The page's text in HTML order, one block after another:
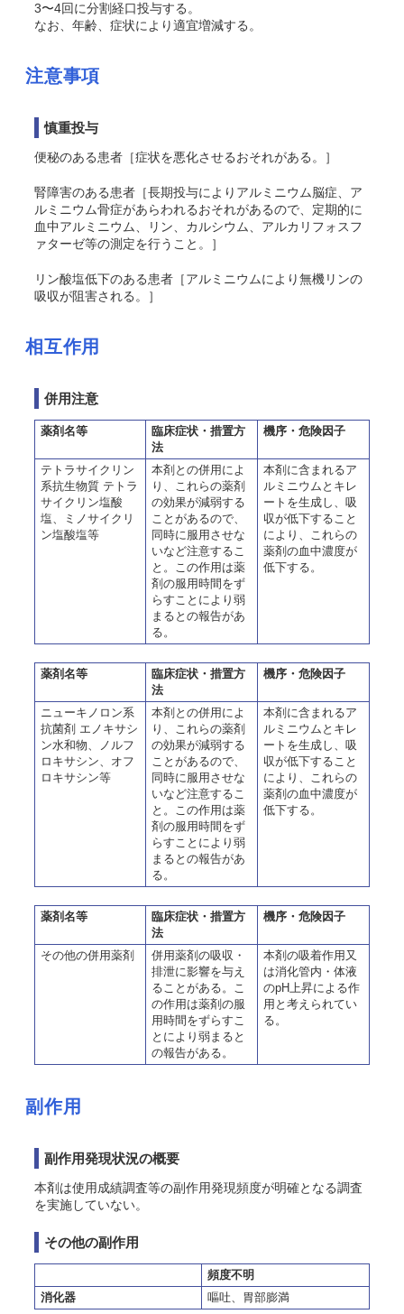
3〜4回に分割経口投与する。
なお、年齢、症状により適宜増減する。
注意事項
慎重投与
便秘のある患者［症状を悪化させるおそれがある。］
腎障害のある患者［長期投与によりアルミニウム脳症、ア
ルミニウム骨症があらわれるおそれがあるので、定期的に
血中アルミニウム、リン、カルシウム、アルカリフォスフ
ァターゼ等の測定を行うこと。］
リン酸塩低下のある患者［アルミニウムにより無機リンの
吸収が阻害される。］
相互作用
併用注意
薬剤名等
臨床症状・措置方
法
機序・危険因子
テトラサイクリン
系抗生物質 テトラ
サイクリン塩酸
塩、ミノサイクリ
ン塩酸塩等
本剤との併用によ
り、これらの薬剤
の効果が減弱する
ことがあるので、
同時に服用させな
いなど注意するこ
と。この作用は薬
剤の服用時間をず
らすことにより弱
まるとの報告があ
る。
本剤に含まれるア
ルミニウムとキレ
ートを生成し、吸
収が低下すること
により、これらの
薬剤の血中濃度が
低下する。
薬剤名等
臨床症状・措置方
法
機序・危険因子
ニューキノロン系
抗菌剤 エノキサシ
ン水和物、ノルフ
ロキサシン、オフ
ロキサシン等
本剤との併用によ
り、これらの薬剤
の効果が減弱する
ことがあるので、
同時に服用させな
いなど注意するこ
と。この作用は薬
剤の服用時間をず
らすことにより弱
まるとの報告があ
る。
本剤に含まれるア
ルミニウムとキレ
ートを生成し、吸
収が低下すること
により、これらの
薬剤の血中濃度が
低下する。
薬剤名等
臨床症状・措置方
法
機序・危険因子
その他の併用薬剤
併用薬剤の吸収・
排泄に影響を与え
ることがある。こ
の作用は薬剤の服
用時間をずらすこ
とにより弱まると
の報告がある。
本剤の吸着作用又
は消化管内・体液
のpH上昇による作
用と考えられてい
る。
副作用
副作用発現状況の概要
本剤は使用成績調査等の副作用発現頻度が明確となる調査
を実施していない。
その他の副作用
頻度不明
消化器
嘔吐、胃部膨満